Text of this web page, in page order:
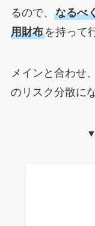
るので、 なるべ
用財布を持って
メインと合わせ
のリスク分散に